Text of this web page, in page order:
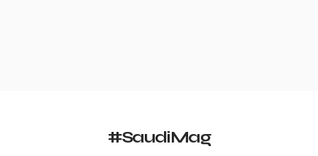
#SaudiMag